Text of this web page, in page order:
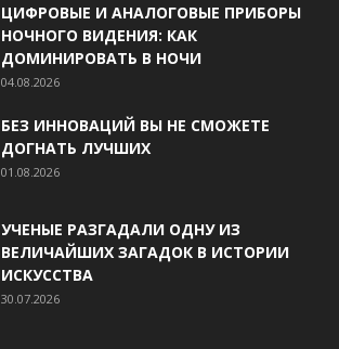
ЦИФРОВЫЕ И АНАЛОГОВЫЕ ПРИБОРЫ
НОЧНОГО ВИДЕНИЯ: КАК
ДОМИНИРОВАТЬ В НОЧИ
04.08.2026
БЕЗ ИННОВАЦИЙ ВЫ НЕ СМОЖЕТЕ
ДОГНАТЬ ЛУЧШИХ
01.08.2026
УЧЕНЫЕ РАЗГАДАЛИ ОДНУ ИЗ
ВЕЛИЧАЙШИХ ЗАГАДОК В ИСТОРИИ
ИСКУССТВА
30.07.2026